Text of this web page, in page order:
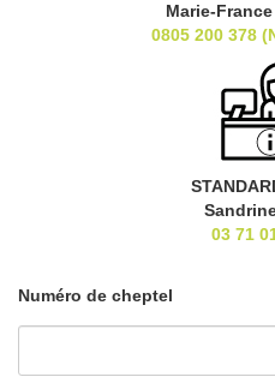
Marie-France
0805 200 378
03 71
Numéro de cheptel